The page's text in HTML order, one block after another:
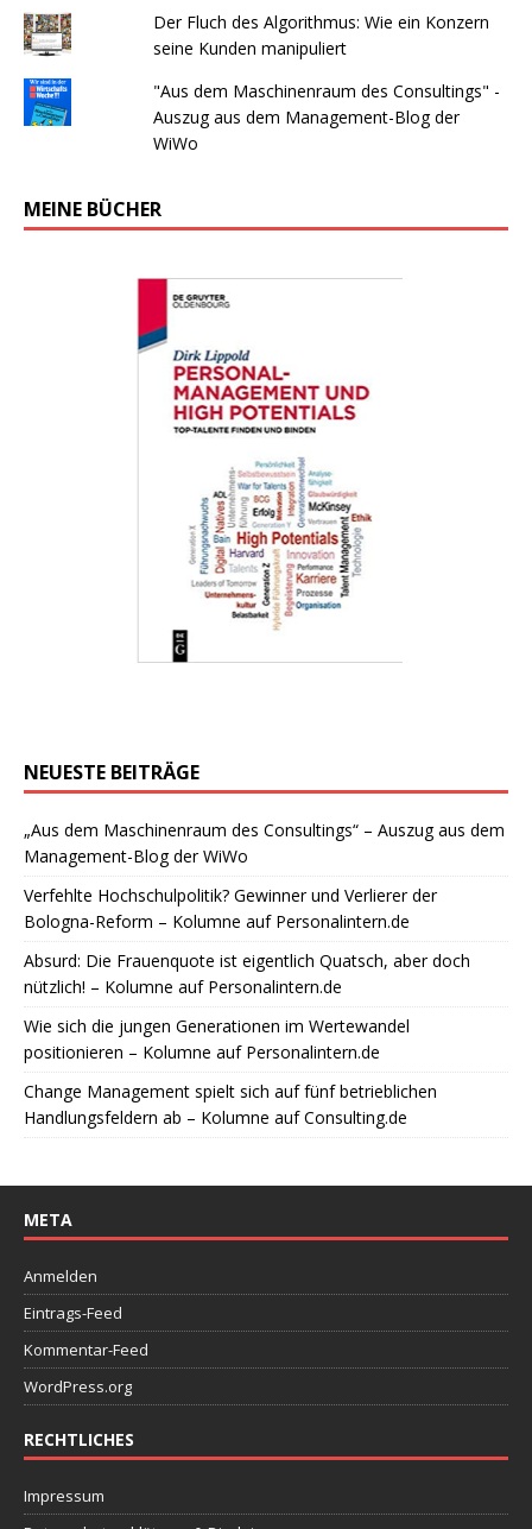
Der Fluch des Algorithmus: Wie ein Konzern
seine Kunden manipuliert
"Aus dem Maschinenraum des Consultings" -
Auszug aus dem Management-Blog der
WiWo
MEINE BÜCHER
NEUESTE BEITRÄGE
„Aus dem Maschinenraum des Consultings“ – Auszug aus dem
Management-Blog der WiWo
Verfehlte Hochschulpolitik? Gewinner und Verlierer der
Bologna-Reform – Kolumne auf Personalintern.de
Absurd: Die Frauenquote ist eigentlich Quatsch, aber doch
nützlich! – Kolumne auf Personalintern.de
Wie sich die jungen Generationen im Wertewandel
positionieren – Kolumne auf Personalintern.de
Change Management spielt sich auf fünf betrieblichen
Handlungsfeldern ab – Kolumne auf Consulting.de
META
Anmelden
Eintrags-Feed
Kommentar-Feed
WordPress.org
RECHTLICHES
Impressum